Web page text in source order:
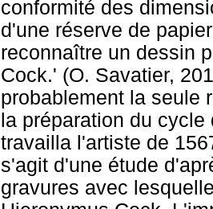
conformité des
d'une réserve de
reconnaître un dessin
Cock.' (O. Savatier,
probablement la seule
la préparation du
travailla l'artiste de
s'agit d'une étude
gravures avec